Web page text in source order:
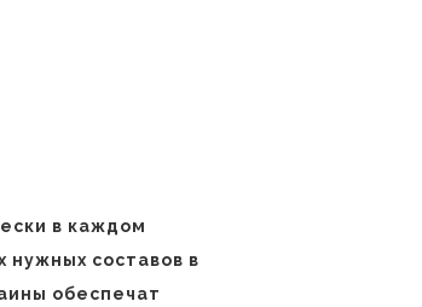
в каждом
нужных составов в
обеспечат